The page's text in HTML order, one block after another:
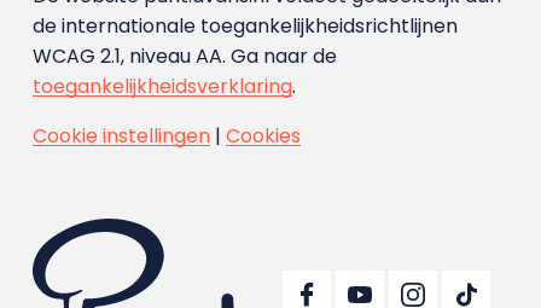
de internationale toegankelijkheidsrichtlijnen
WCAG 2.1, niveau AA. Ga naar de
toegankelijkheidsverklaring.
Cookie instellingen| Cookies